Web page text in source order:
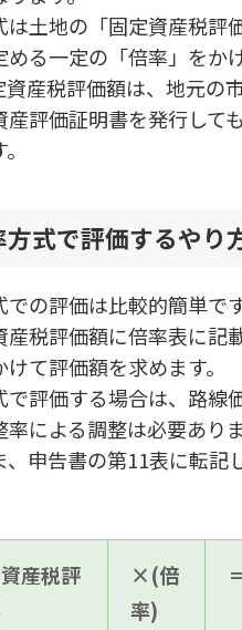
は土地の「固定資産税評
める一定の「倍率」をか
資産税評価額は、地元の
産評価証明書を発行して
方式で評価するやり
での評価は比較的簡単で
産税評価額に倍率表に記
て評価額を求めます。
評価する場合は、路線
による調整は必要ありま
、申告書の第11表に転記
産税評
×(倍
率)